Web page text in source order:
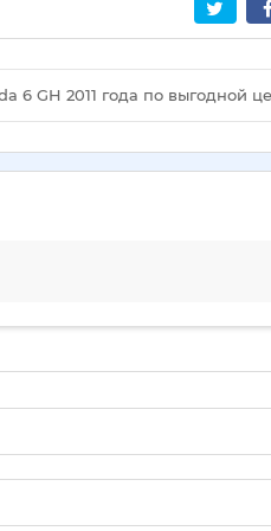
6 GH 2011 года по выгодной